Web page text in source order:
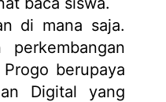
di mana saja.
berupaya
Digital yang